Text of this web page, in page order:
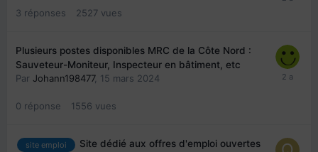
3 réponses 2527 vues
Plusieurs postes disponibles MRC de la Côte Nord :
Sauveteur-Moniteur, Inspecteur en bâtiment, etc
Par Johann198477, 15 mars 2024
0 réponse 1556 vues
site emploi
Site dédié aux offres d'emploi ouvertes